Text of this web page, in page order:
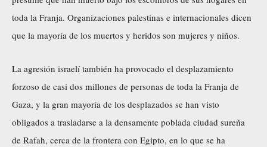
toda la Franja. Organizaciones palestinas e internacionales dicen
que la mayoría de los muertos y heridos son mujeres y niños.
La agresión israelí también ha provocado el desplazamiento
forzoso de casi dos millones de personas de toda la Franja de
Gaza, y la gran mayoría de los desplazados se han visto
obligados a trasladarse a la densamente poblada ciudad sureña
de Rafah, cerca de la frontera con Egipto, en lo que se ha